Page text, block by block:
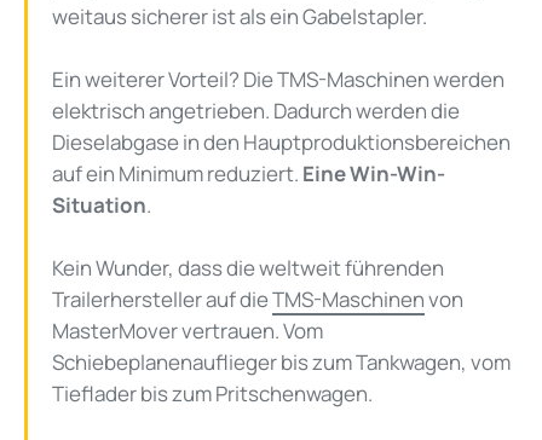
weitaus sicherer ist als ein Gabelstapler.
Ein weiterer Vorteil? Die TMS-Maschinen werden
elektrisch angetrieben. Dadurch werden die
Dieselabgase in den Hauptproduktionsbereichen
auf ein Minimum reduziert. Eine Win-Win-
Situation.
Kein Wunder, dass die weltweit führenden
Trailerhersteller auf dieTMS-Maschinenvon
MasterMover vertrauen. Vom
Schiebeplanenauflieger bis zum Tankwagen, vom
Tieflader bis zum Pritschenwagen.